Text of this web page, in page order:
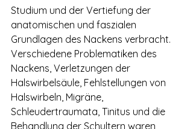
Studium und der Vertiefung der
anatomischen und faszialen
Grundlagen des Nackens verbracht.
Verschiedene Problematiken des
Nackens, Verletzungen der
Halswirbelsäule, Fehlstellungen von
Halswirbeln, Migräne,
Schleudertraumata, Tinitus und die
Behandlung der Schultern waren